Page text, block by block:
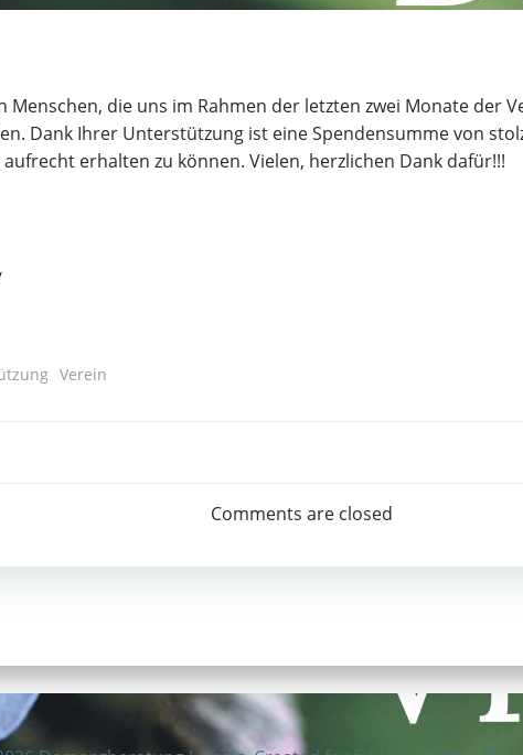
Menschen, die uns im Rahmen der letzten zwei Monate der
Dank Ihrer Unterstützung ist eine Spendensumme von
erhalten zu können. Vielen, herzlichen Dank dafür!!!
Verein
navigation
Comments are closed